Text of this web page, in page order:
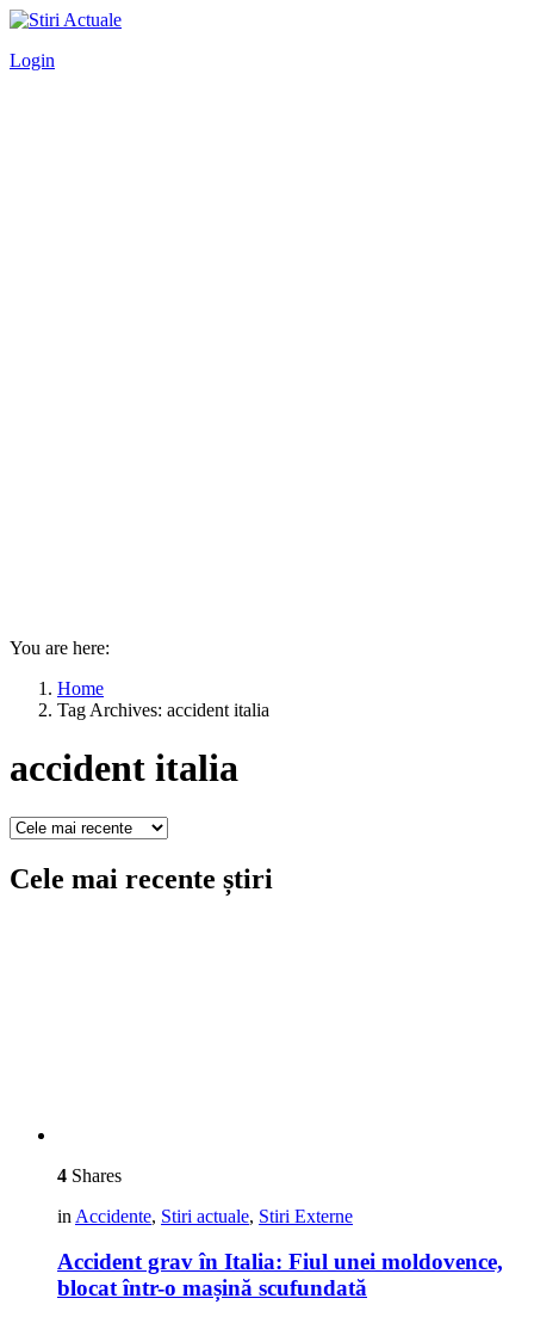
Login
You are here:
Home
Tag Archives: accident italia
accident italia
Cele mai recente știri
4 Shares
in Accidente, Stiri actuale, Stiri Externe
Accident grav în Italia: Fiul unei moldovence,
blocat într-o mașină scufundată